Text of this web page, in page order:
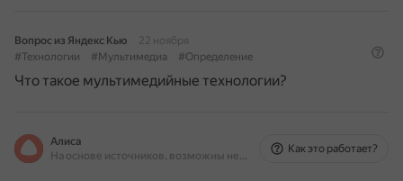
Вопрос из Яндекс Кью
22 ноября
#Технологии
#Мультимедиа #Определение
Что такое мультимедийные технологии?
Алиса
На основе источников, возможны неточности
Как это работает?